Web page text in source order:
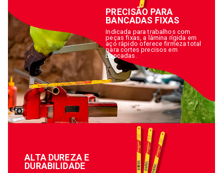
PRECISÃO PARA
BANCADAS FIXAS
Indicada para trabalhos com
peças fixas, a lâmina rígida em
aço rápido oferece firmeza total
para cortes precisos em
bancadas.
ALTA DUREZA E
DURABILIDADE